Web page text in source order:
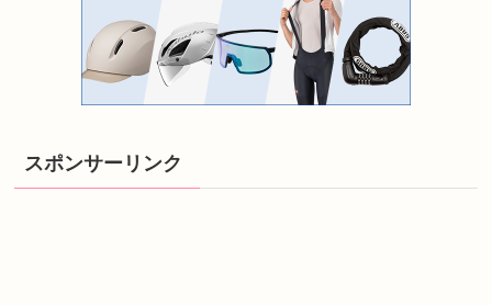
スポンサーリンク